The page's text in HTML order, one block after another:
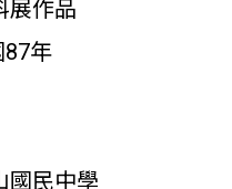
展作品
年
國民中學